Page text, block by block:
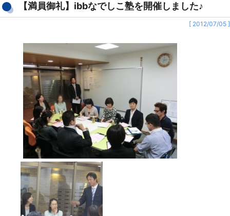
【満員御礼】ibbなでしこ塾を開催しました♪
[ 2012/07/05 ]